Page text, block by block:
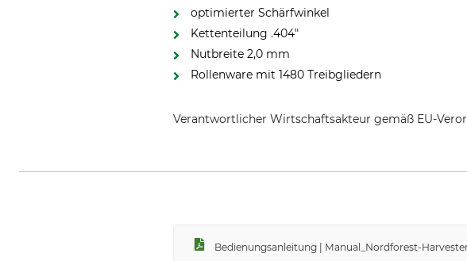
optimierter Schärfwinkel
Kettenteilung .404"
Nutbreite 2,0 mm
Rollenware mit 1480 Treibgliedern
Verantwortlicher Wirtschaftsakteur gemäß EU-
Bedienungsanleitung | Manual_Nordforest-